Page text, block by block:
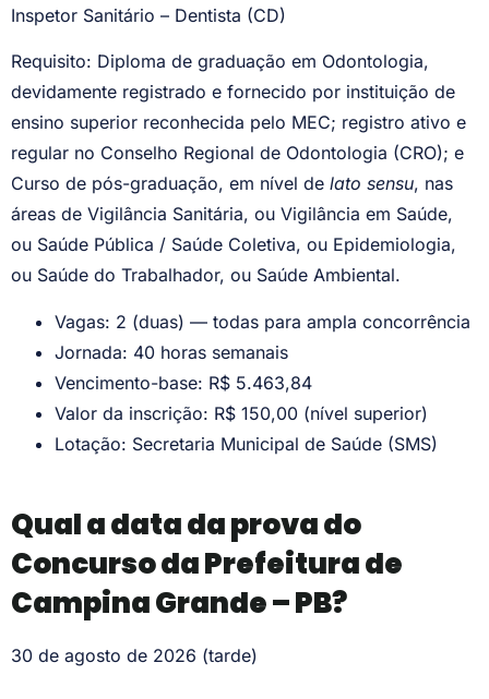
Inspetor Sanitário – Dentista (CD)
Requisito: Diploma de graduação em Odontologia,
devidamente registrado e fornecido por instituição de
ensino superior reconhecida pelo MEC; registro ativo e
regular no Conselho Regional de Odontologia (CRO); e
Curso de pós-graduação, em nível de lato sensu, nas
áreas de Vigilância Sanitária, ou Vigilância em Saúde,
ou Saúde Pública / Saúde Coletiva, ou Epidemiologia,
ou Saúde do Trabalhador, ou Saúde Ambiental.
Vagas: 2 (duas) — todas para ampla concorrência
Jornada: 40 horas semanais
Vencimento-base: R$ 5.463,84
Valor da inscrição: R$ 150,00 (nível superior)
Lotação: Secretaria Municipal de Saúde (SMS)
Qual a data da prova do
Concurso da Prefeitura de
Campina Grande – PB?
30 de agosto de 2026 (tarde)